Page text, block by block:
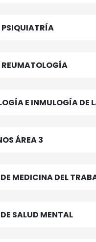
E INMULOGÍA DE
ÁREA 3
MEDICINA DEL
SALUD MENTAL